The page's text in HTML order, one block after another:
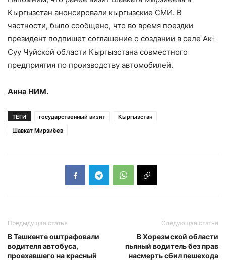
Кыргызстан анонсировали кыргызские СМИ. В
частности, было сообщено, что во время поездки
президент подпишет соглашение о создании в селе Ак-
Суу Чуйской области Кыргызстана совместного
предприятия по производству автомобилей.
Анна НИМ.
ТЕГИ государственный визит
Кыргызстан
Шавкат Мирзиёев
Предыдущая статья
В Ташкенте оштрафовали
водителя автобуса,
проехавшего на красный
Следующая статья
В Хорезмской области
пьяный водитель без прав
насмерть сбил пешехода